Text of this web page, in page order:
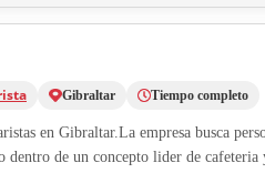
Gibraltar Tiempo completo
en Gibraltar.La empresa busca
dentro de un concepto lider de